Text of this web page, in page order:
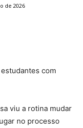
de 2026
com
viu a rotina mudar
no processo